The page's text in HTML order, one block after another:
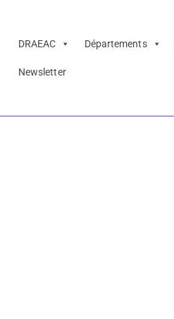
DRAEAC Départements
Newsletter